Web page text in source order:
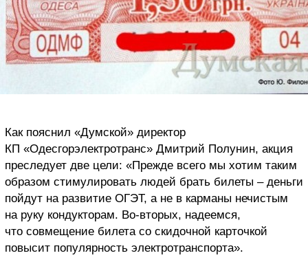
Как пояснил «Думской» директор
КП «Одесгорэлектротранс» Дмитрий Полунин, акция
преследует две цели: «Прежде всего мы хотим таким
образом стимулировать людей брать билеты – деньги
пойдут на развитие ОГЭТ, а не в карманы нечистым
на руку кондукторам. Во-вторых, надеемся,
что совмещение билета со скидочной карточкой
повысит популярность электротранспорта».